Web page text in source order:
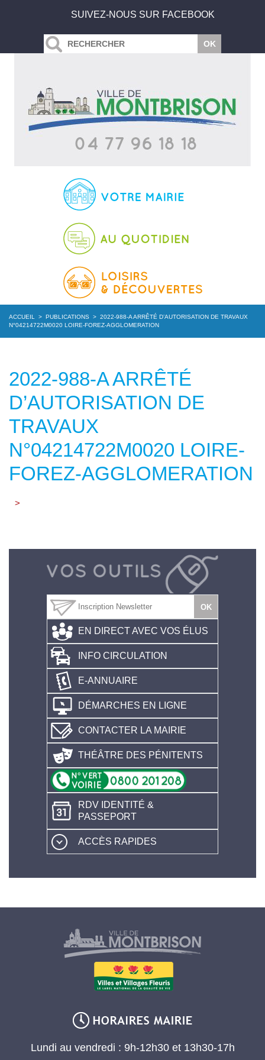
SUIVEZ-NOUS SUR FACEBOOK
ACCUEIL > PUBLICATIONS > 2022-988-A ARRÊTÉ D’AUTORISATION DE TRAVAUX
N°04214722M0020 LOIRE-FOREZ-AGGLOMERATION
2022-988-A ARRÊTÉ
D’AUTORISATION DE
TRAVAUX
N°04214722M0020 LOIRE-
FOREZ-AGGLOMERATION
>
EN DIRECT AVEC VOS ÉLUS
INFO CIRCULATION
E-ANNUAIRE
DÉMARCHES EN LIGNE
CONTACTER LA MAIRIE
THÉÂTRE DES PÉNITENTS
RDV IDENTITÉ &
PASSEPORT
ACCÈS RAPIDES
Lundi au vendredi : 9h-12h30 et 13h30-17h